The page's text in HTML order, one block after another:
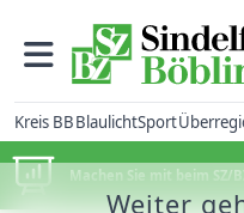
Kreis BBBlaulichtSport
Machen Sie mit beim SZ/
Weiter